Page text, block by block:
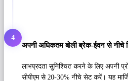
4
अपनी अधिकतम बोली ब्रेक-ईवन से नीचे
लाभप्रदता सुनिश्चित करने के लिए अपनी
सीपीएम से 20-30% नीचे सेट करें। यह